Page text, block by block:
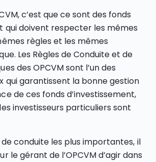
c’est que ce sont des fonds
qui doivent respecter les mêmes
règles et les mêmes
Les Règles de Conduite et de
des OPCVM sont l’un des
qui garantissent la bonne gestion
de ces fonds d’investissement,
investisseurs particuliers sont
conduite les plus importantes, il
le gérant de l’OPCVM d’agir dans